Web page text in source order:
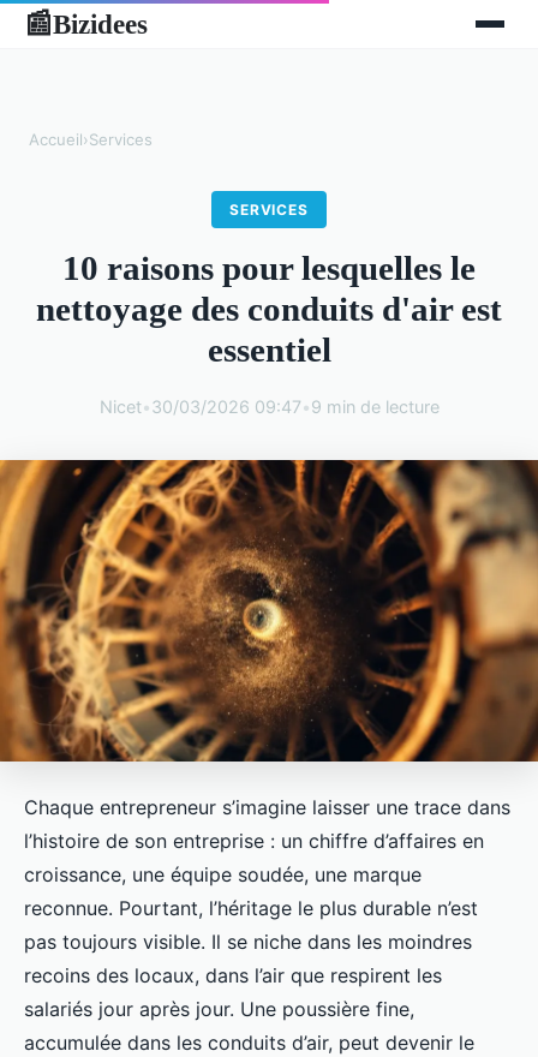
📰Bizidees
Accueil›Services
SERVICES
10 raisons pour lesquelles le
nettoyage des conduits d'air est
essentiel
Nicet•30/03/2026 09:47•9 min de lecture
Chaque entrepreneur s’imagine laisser une trace dans
l’histoire de son entreprise : un chiffre d’affaires en
croissance, une équipe soudée, une marque
reconnue. Pourtant, l’héritage le plus durable n’est
pas toujours visible. Il se niche dans les moindres
recoins des locaux, dans l’air que respirent les
salariés jour après jour. Une poussière fine,
accumulée dans les conduits d’air, peut devenir le